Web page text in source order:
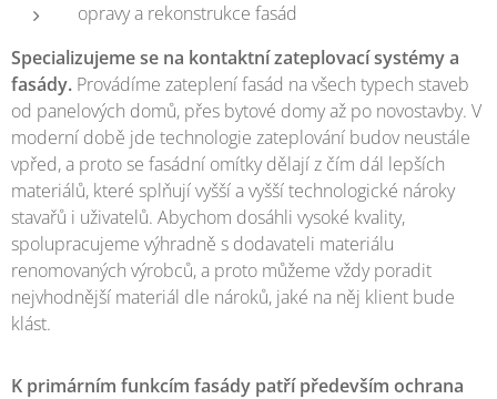
opravy a rekonstrukce fasád
Specializujeme se na kontaktní zateplovací systémy a
fasády. Provádíme zateplení fasád na všech typech staveb
od panelových domů, přes bytové domy až po novostavby. V
moderní době jde technologie zateplování budov neustále
vpřed, a proto se fasádní omítky dělají z čím dál lepších
materiálů, které splňují vyšší a vyšší technologické nároky
stavařů i uživatelů. Abychom dosáhli vysoké kvality,
spolupracujeme výhradně s dodavateli materiálu
renomovaných výrobců, a proto můžeme vždy poradit
nejvhodnější materiál dle nároků, jaké na něj klient bude
klást.
K primárním funkcím fasády patří především ochrana